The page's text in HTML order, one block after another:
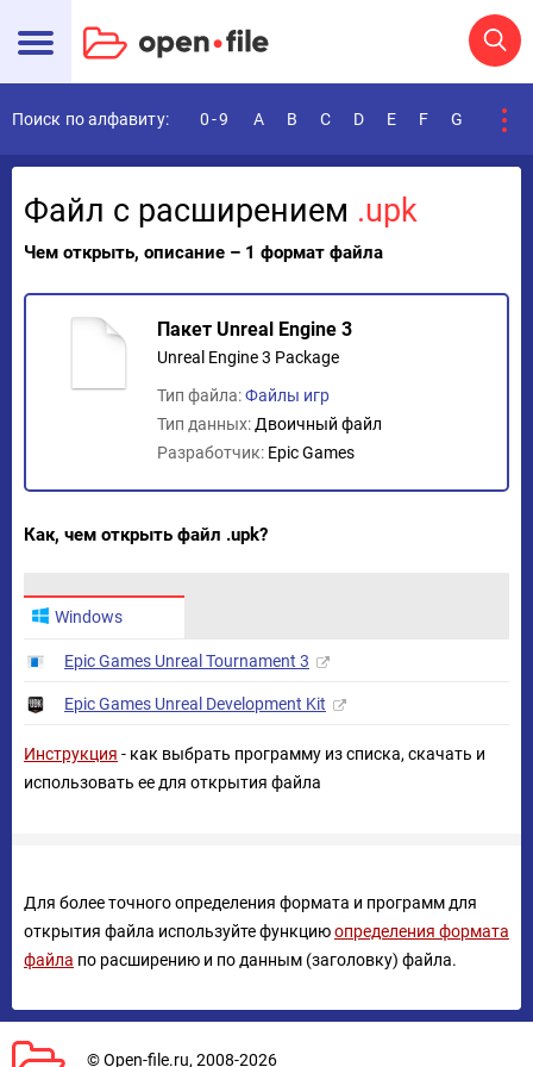
Поиск по алфавиту: 0-9 A B C D E F G
Файл с расширением .upk
Чем открыть, описание – 1 формат файла
Пакет Unreal Engine 3
Unreal Engine 3 Package
Тип файла:Файлы игр
Тип данных: Двоичный файл
Разработчик: Epic Games
Как, чем открыть файл .upk?
Windows
Epic Games Unreal Tournament 3
Epic Games Unreal Development Kit
Инструкция - как выбрать программу из списка, скачать и
использовать ее для открытия файла
Для более точного определения формата и программ для
открытия файла используйте функциюопределения формата
файла по расширению и по данным (заголовку) файла.
© Open-file.ru, 2008-2026